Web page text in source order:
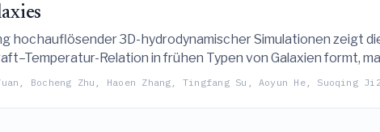
hochauflösender 3D-hydrodynamischer Simulationen zeigt
Relation in frühen Typen von Galaxien formt,
AGN-SN-Feedback-Loop eine fontänenartige
Bocheng Zhu, Haoen Zhang, Tingfang Su, Aoyun He, Suoqing Ji